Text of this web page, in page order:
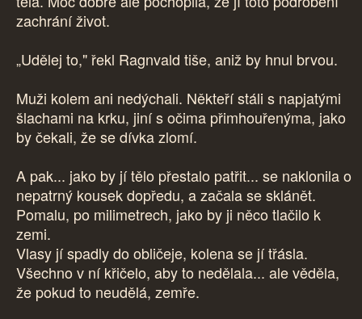
zachrání život.
„Udělej to," řekl Ragnvald tiše, aniž by hnul brvou.
Muži kolem ani nedýchali. Někteří stáli s napjatými
šlachami na krku, jiní s očima přimhouřenýma, jako
by čekali, že se dívka zlomí.
A pak... jako by jí tělo přestalo patřit... se naklonila o
nepatrný kousek dopředu, a začala se sklánět.
Pomalu, po milimetrech, jako by ji něco tlačilo k
zemi.
Vlasy jí spadly do obličeje, kolena se jí třásla.
Všechno v ní křičelo, aby to nedělala... ale věděla,
že pokud to neudělá, zemře.